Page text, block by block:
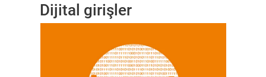
Dijital girişler